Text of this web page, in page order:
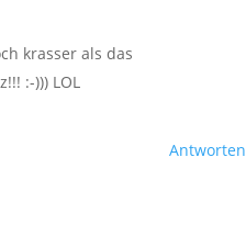
krasser als das
:-))) LOL
Antworten